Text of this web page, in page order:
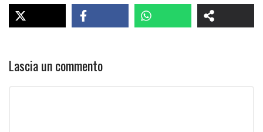
Lascia un commento